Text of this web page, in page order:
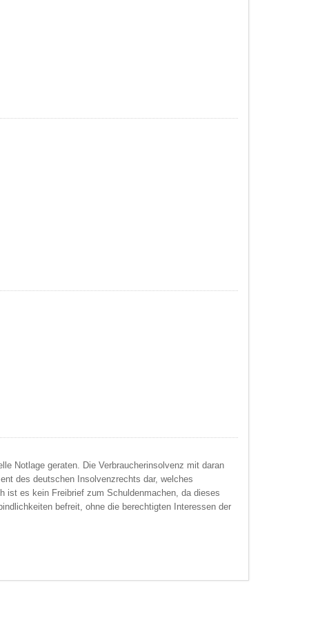
Notlage geraten. Die Verbraucherinsolvenz mit daran
des deutschen Insolvenzrechts dar, welches
ist es kein Freibrief zum Schuldenmachen, da dieses
befreit, ohne die berechtigten Interessen der